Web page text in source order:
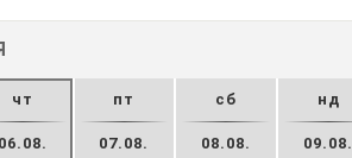
чт
06.08.
пт
07.08.
сб
08.08.
нд
09.08.